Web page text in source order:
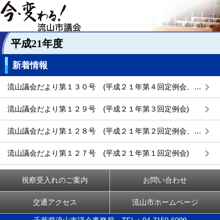
平成21年度
新着情報
流山議会だより第１３０号 (平成２１年第４回定例会、第３回臨時会)
流山議会だより第１２９号 (平成２１年第３回定例会)
流山議会だより第１２８号 (平成２１年第２回定例会、第１回・第２回臨時会)
流山議会だより第１２７号 (平成２１年第１回定例会)
視察受入れのご案内 お問い合わせ
交通アクセス 流山市ホームページ